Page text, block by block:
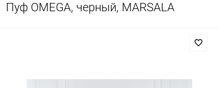
Пуф OMEGA, черный, MARSALA